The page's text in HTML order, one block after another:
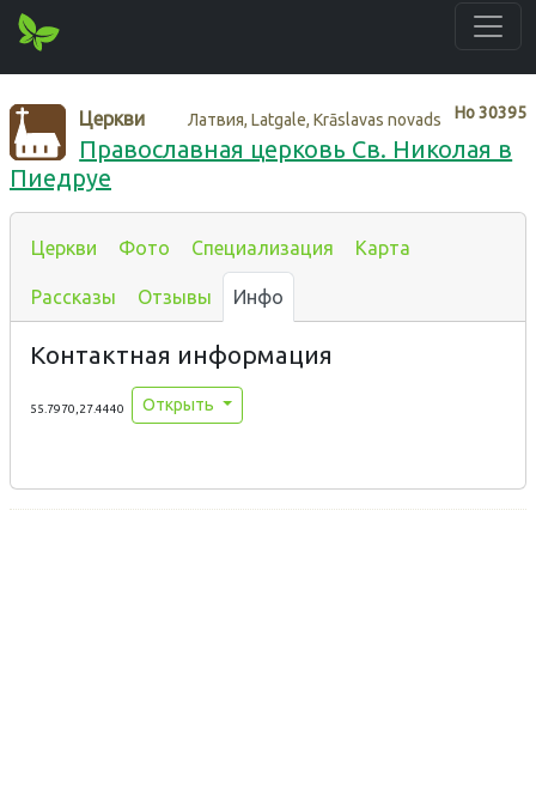
Нo30395
Церкви Латвия, Latgale, Krāslavas novads
Православная церковь Св. Николая в
Пиедруе
Церкви Фото Специализация Карта
Рассказы Отзывы Инфо
Контактная информация
55.7970,27.4440 Открыть